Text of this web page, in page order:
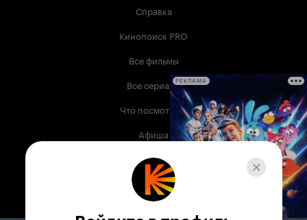
шоколадным пудингом, ведь никто из нас не
прибегать к шоколадному допингу.
Справка
Кинопоиск PRO
Все фильмы
Все сериалы
Что посмотреть
Афиша
Музыка
Телепрограмма
РЕКЛАМА